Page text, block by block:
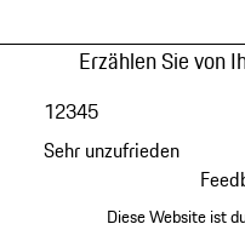
Erzählen Sie von
Sehr unzufrieden
12345
Diese Website ist